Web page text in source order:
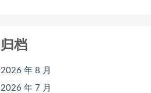
归档
2026 年 8 月
2026 年 7 月